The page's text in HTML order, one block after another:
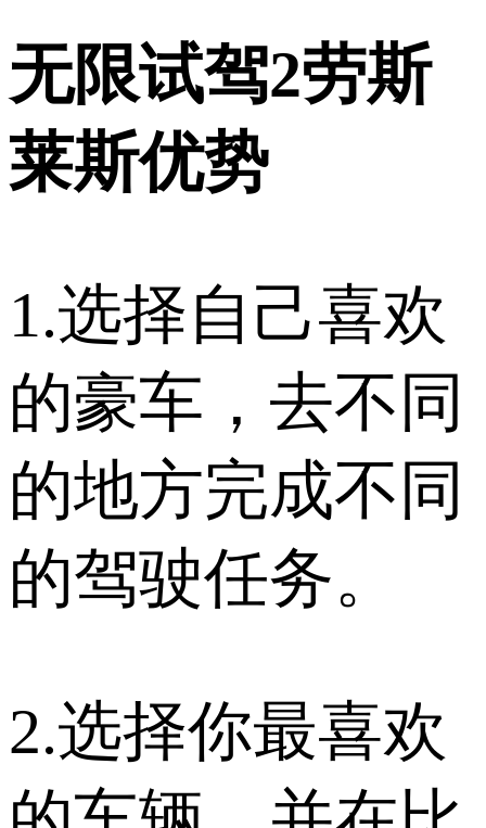
无限试驾2劳斯
莱斯优势
1.选择自己喜欢
的豪车，去不同
的地方完成不同
的驾驶任务。
2.选择你最喜欢